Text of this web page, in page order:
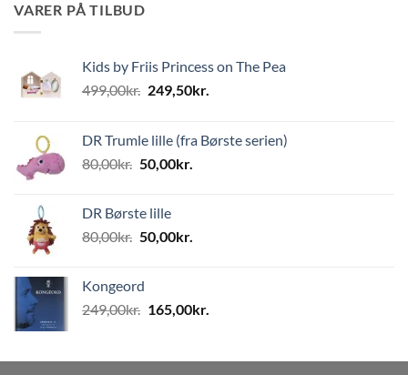
VARER PÅ TILBUD
Kids by Friis Princess on The Pea
499,00kr. Den
var:
499,00kr..
249,50kr.
er:
DR Trumle lille (fra Børste serien)
80,00kr. Den
var:
80,00kr..
50,00kr.
50,00kr..
DR Børste lille
80,00kr. Den
var:
80,00kr..
50,00kr.
50,00kr..
Kongeord
249,00kr. Den
var:
165,00kr.
er: